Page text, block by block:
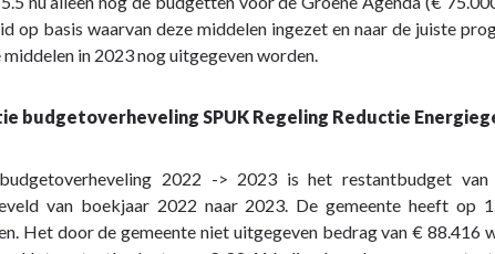
op basis waarvan deze middelen ingezet en naar de juiste
middelen in 2023 nog uitgegeven worden.
budgetoverheveling SPUK Regeling Reductie
2022 -> 2023 is het restantbudget van
van boekjaar 2022 naar 2023. De gemeente heeft op
Het door de gemeente niet uitgegeven bedrag van €